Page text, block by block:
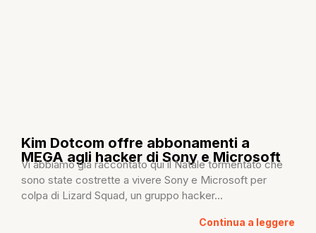
Kim Dotcom offre abbonamenti a
MEGA agli hacker di Sony e Microsoft
Vi abbiamo già raccontato qui il Natale tormentato che
sono state costrette a vivere Sony e Microsoft per
colpa di Lizard Squad, un gruppo hacker...
Continua a leggere